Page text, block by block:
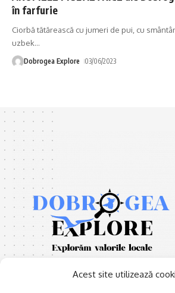
Acest site utilizează
în farfurie
Ciorbă tătărească cu jumeri de pui, cu
uzbek…
Dobrogea Explore 03/06/2023